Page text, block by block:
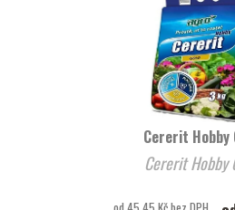
Cererit Hobby
Cererit Hobby